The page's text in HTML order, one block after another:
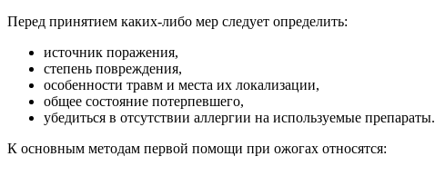
Перед принятием каких-либо мер следует определить:
источник поражения,
степень повреждения,
особенности травм и места их локализации,
общее состояние потерпевшего,
убедиться в отсутствии аллергии на используемые препараты.
К основным методам первой помощи при ожогах относятся: